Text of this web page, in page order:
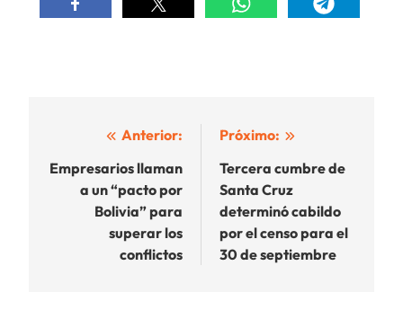
Navegación
de
entradas
Anterior:
Empresarios llaman
a un “pacto por
Bolivia” para
superar los
conflictos
Próximo:
Tercera cumbre de
Santa Cruz
determinó cabildo
por el censo para el
30 de septiembre